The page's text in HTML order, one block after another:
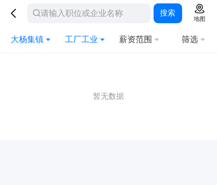
搜索
地图
大杨集镇 工厂工业 薪资范围 筛选
暂无数据